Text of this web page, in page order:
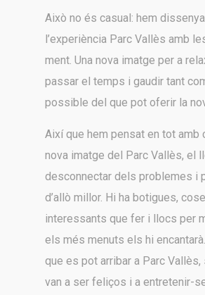
Això no és casual: hem
l’experiència Parc Vallès amb
ment. Una nova imatge per a
passar el temps i gaudir tant
possible del que pot oferir la
Així que hem pensat en tot amb
nova imatge del Parc Vallès, el
desconnectar dels problemes i
d’allò millor. Hi ha botigues,
interessants que fer i llocs per
els més menuts els hi
que es pot arribar a Parc Vallès,
van a ser feliços i a entretenir-